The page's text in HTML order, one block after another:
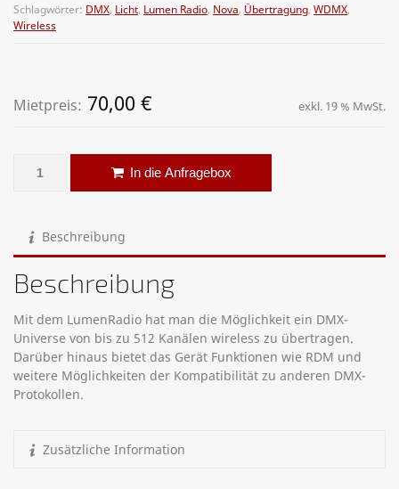
Schlagwörter: DMX, Licht, Lumen Radio, Nova, Übertragung, WDMX,
Wireless
Mietpreis: 70,00 € exkl. 19 % MwSt.
WDMX Lumenradio CRMX NOVA RX RDM Menge
In die Anfragebox
Beschreibung
Beschreibung
Mit dem LumenRadio hat man die Möglichkeit ein DMX-
Universe von bis zu 512 Kanälen wireless zu übertragen.
Darüber hinaus bietet das Gerät Funktionen wie RDM und
weitere Möglichkeiten der Kompatibilität zu anderen DMX-
Protokollen.
Zusätzliche Information